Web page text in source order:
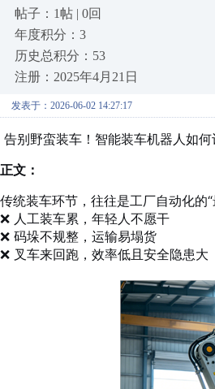
帖子：1帖 | 0回
年度积分：3
历史总积分：53
注册：2025年4月21日
发表于：2026-06-02 14:27:17
告别野蛮装车！智能装车机器人如
正文：
传统装车环节，往往是工厂自动化的“
❌ 人工装车累，年轻人不愿干
❌ 码垛不规整，运输易塌货
❌ 叉车来回跑，效率低且安全隐患大